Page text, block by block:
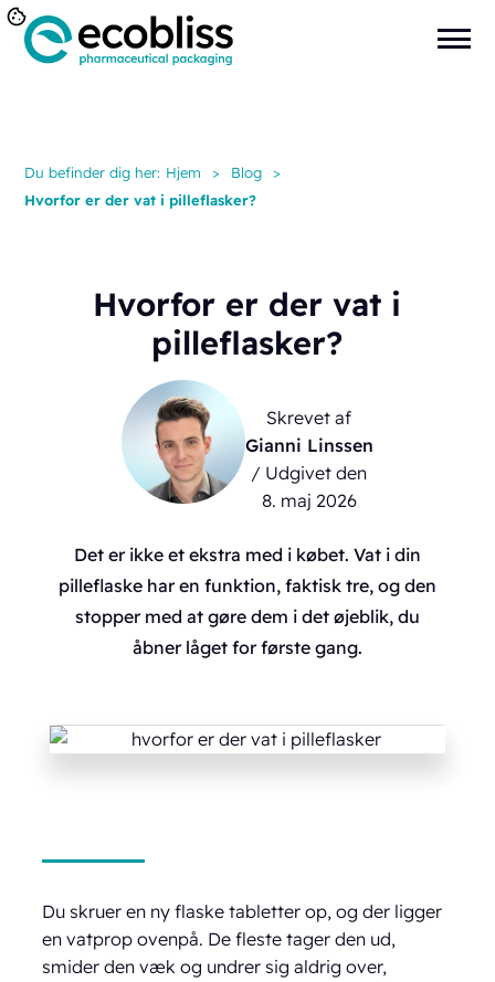
Du befinder dig her: Hjem > Blog
>
Hvorfor er der vat i pilleflasker?
Hvorfor er der vat i
pilleflasker?
Skrevet af
Gianni Linssen
/ Udgivet den
8. maj 2026
Det er ikke et ekstra med i købet. Vat i din
pilleflaske har en funktion, faktisk tre, og den
stopper med at gøre dem i det øjeblik, du
åbner låget for første gang.
Du skruer en ny flaske tabletter op, og der ligger
en vatprop ovenpå. De fleste tager den ud,
smider den væk og undrer sig aldrig over,